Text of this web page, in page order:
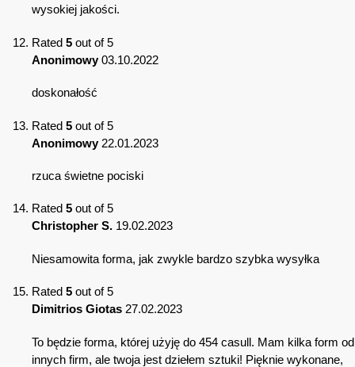
wysokiej jakości.
Rated 5 out of 5
Anonimowy03.10.2022
doskonałość
Rated 5 out of 5
Anonimowy 22.01.2023
rzuca świetne pociski
Rated 5 out of 5
Christopher S. 19.02.2023
Niesamowita forma, jak zwykle bardzo szybka wysyłka
Rated 5 out of 5
Dimitrios Giotas 27.02.2023
To będzie forma, której użyję do 454 casull. Mam kilka form od
innych firm, ale twoja jest dziełem sztuki! Pięknie wykonane,